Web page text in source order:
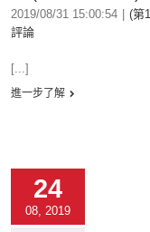
2019/08/31 15:00:54 (第
評論
[...]
進一步了解
24
08, 2019